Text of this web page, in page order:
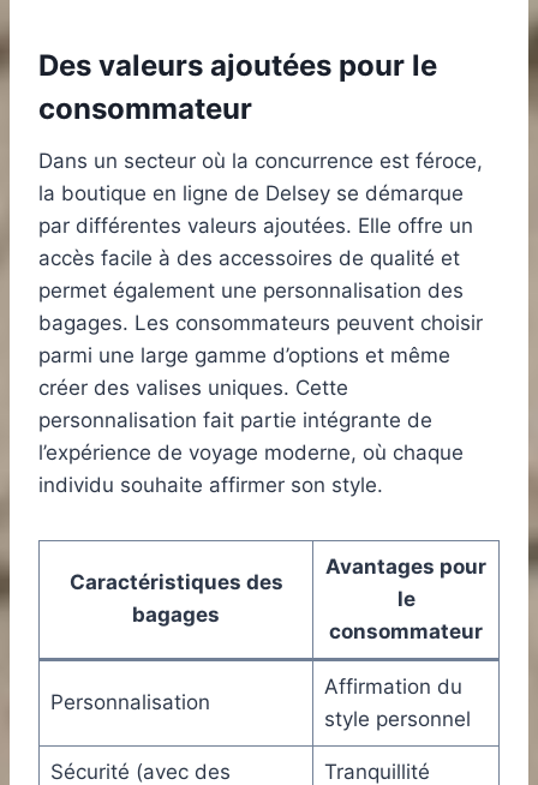
Des valeurs ajoutées pour le
consommateur
Dans un secteur où la concurrence est féroce,
la boutique en ligne de Delsey se démarque
par différentes valeurs ajoutées. Elle offre un
accès facile à des accessoires de qualité et
permet également une personnalisation des
bagages. Les consommateurs peuvent choisir
parmi une large gamme d’options et même
créer des valises uniques. Cette
personnalisation fait partie intégrante de
l’expérience de voyage moderne, où chaque
individu souhaite affirmer son style.
Caractéristiques des
bagages
Avantages pour
le
consommateur
Personnalisation
Affirmation du
style personnel
Sécurité (avec des
Tranquillité